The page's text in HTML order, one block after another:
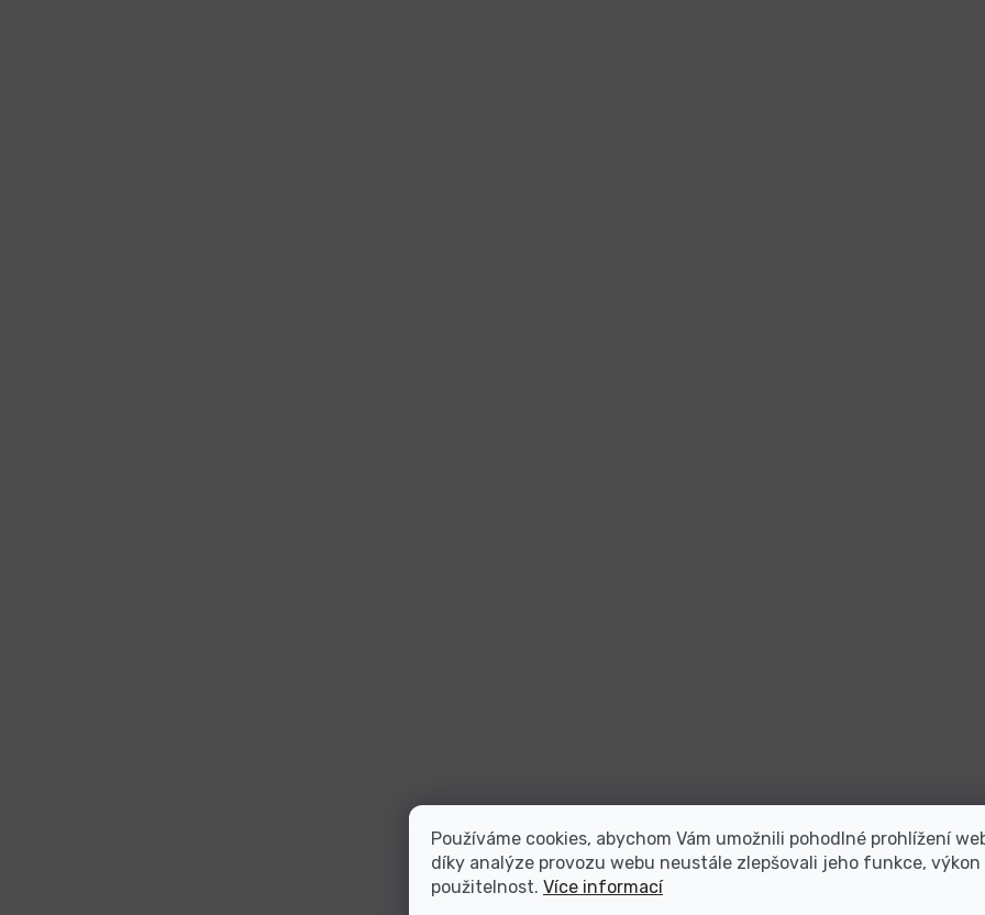
Používáme cookies, abychom Vám umožnili pohodlné prohlížení
díky analýze provozu webu neustále zlepšovali jeho funkce, výkon
použitelnost. Více informací